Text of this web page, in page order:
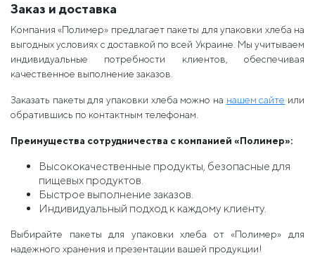
Заказ и доставка
Компания «Полимер» предлагает пакеты для упаковки хлеба на
выгодных условиях с доставкой по всей Украине. Мы учитываем
индивидуальные потребности клиентов, обеспечивая
качественное выполнение заказов.
Заказать пакеты для упаковки хлеба можно на нашем сайте или
обратившись по контактным телефонам.
Преимущества сотрудничества с компанией «Полимер»:
Высококачественные продукты, безопасные для
пищевых продуктов.
Быстрое выполнение заказов.
Индивидуальный подход к каждому клиенту.
Выбирайте пакеты для упаковки хлеба от «Полимер» для
надежного хранения и презентации вашей продукции!